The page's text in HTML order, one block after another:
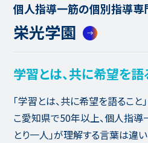
個人指導一筋の個別指導専
栄光学園
学習とは、共に希望を語
「学習とは、共に希望を語ること
こ愛知県で50年以上、個人指導
とり一人」が理解する言葉は違